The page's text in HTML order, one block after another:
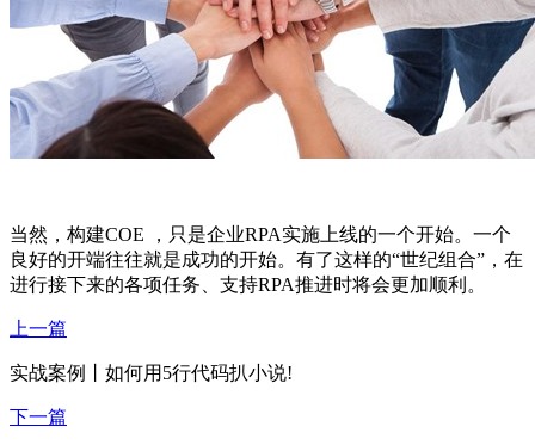
当然，构建COE ，只是企业RPA实施上线的一个开始。一个
良好的开端往往就是成功的开始。有了这样的“世纪组合”，在
进行接下来的各项任务、支持RPA推进时将会更加顺利。
上一篇
实战案例丨如何用5行代码扒小说!
下一篇